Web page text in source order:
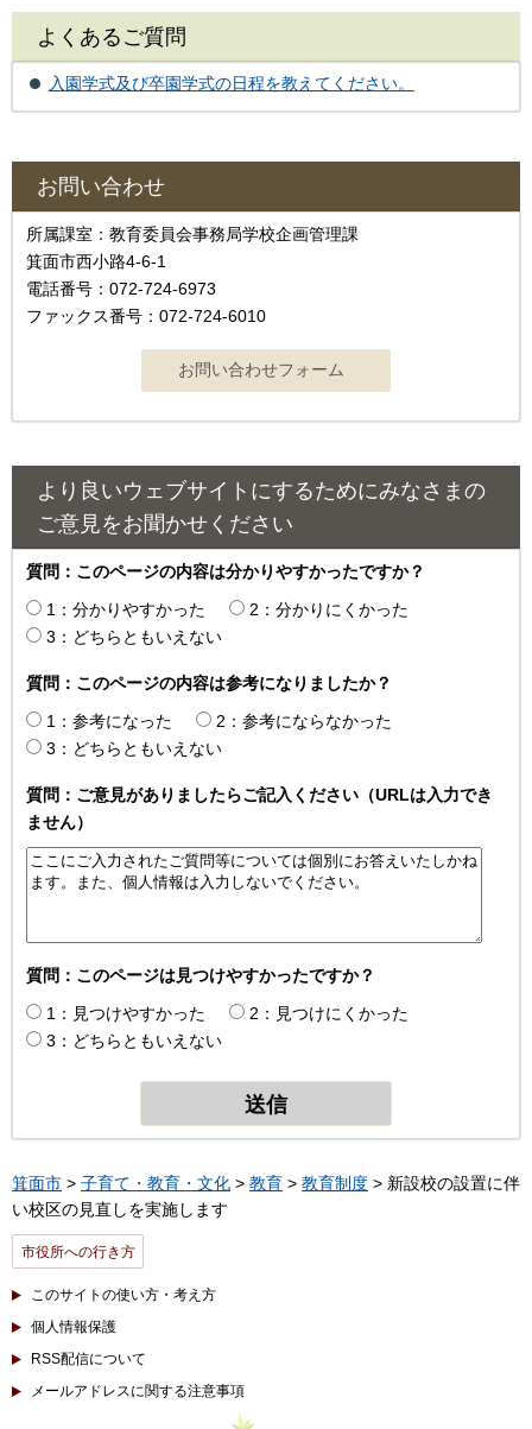
よくあるご質問
入園学式及び卒園学式の日程を教えてください。
お問い合わせ
所属課室：教育委員会事務局学校企画管理課
箕面市西小路4‐6‐1
電話番号：072-724-6973
ファックス番号：072-724-6010
より良いウェブサイトにするためにみなさまの
ご意見をお聞かせください
質問：このページの内容は分かりやすかったですか？
1：分かりやすかった
2：分かりにくかった
3：どちらともいえない
質問：このページの内容は参考になりましたか？
1：参考になった
2：参考にならなかった
3：どちらともいえない
質問：ご意見がありましたらご記入ください（URLは入力でき
ません）
質問：このページは見つけやすかったですか？
1：見つけやすかった
2：見つけにくかった
3：どちらともいえない
箕面市 > 子育て・教育・文化 > 教育 > 教育制度 > 新設校の設置に伴
い校区の見直しを実施します
市役所への行き方
このサイトの使い方・考え方
個人情報保護
RSS配信について
メールアドレスに関する注意事項